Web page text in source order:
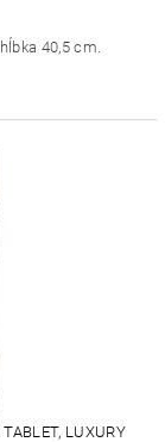
40,5 cm.
LUXURY